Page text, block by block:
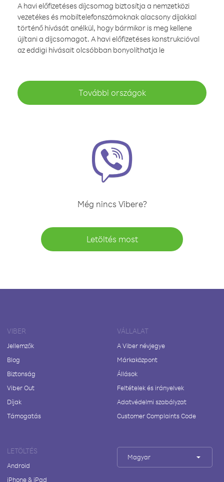
A havi előfizetéses díjcsomag biztosítja a nemzetközi
vezetékes és mobiltelefonszámoknak alacsony díjakkal
történő hívását anélkül, hogy bármikor is meg kellene
újítani a díjcsomagot. A havi előfizetéses konstrukcióval
az eddigi hívásait olcsóbban bonyolíthatja le
További országok
Még nincs Vibere?
Letöltés most
VIBER
Jellemzők
Blog
Biztonság
Viber Out
Díjak
Támogatás
VÁLLALAT
A Viber névjegye
Márkaközpont
Állások
Feltételek és irányelvek
Adatvédelmi szabályzat
Customer Complaints Code
LETÖLTÉS
Android
iPhone & iPad
Magyar